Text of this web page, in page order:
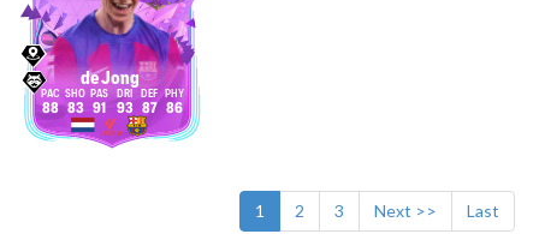
de Jong
88 83 91 93 87 86
1 2 3 Next >> Last